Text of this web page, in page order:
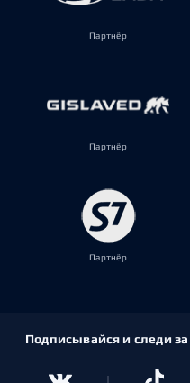
Партнёр
Партнёр
Партнёр
Подписывайся и следи за